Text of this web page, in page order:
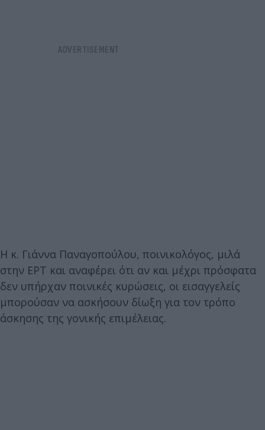
H κ. Γιάννα Παναγοπούλου, ποινικολόγος, μιλά
στην ΕΡΤ και αναφέρει ότι αν και μέχρι πρόσφατα
δεν υπήρχαν ποινικές κυρώσεις, οι εισαγγελείς
μπορούσαν να ασκήσουν δίωξη για τον τρόπο
άσκησης της γονικής επιμέλειας.